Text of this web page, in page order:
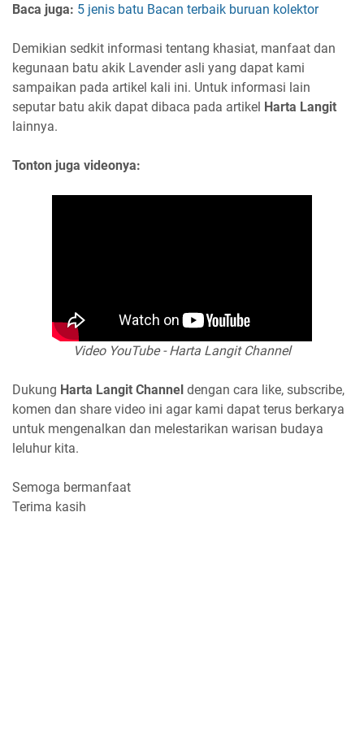
Baca juga: 5 jenis batu Bacan terbaik buruan kolektor
Demikian sedkit informasi tentang khasiat, manfaat dan
kegunaan batu akik Lavender asli yang dapat kami
sampaikan pada artikel kali ini. Untuk informasi lain
seputar batu akik dapat dibaca pada artikel Harta Langit
lainnya.
Tonton juga videonya:
Video YouTube - Harta Langit Channel
Dukung Harta Langit Channel dengan cara like, subscribe,
komen dan share video ini agar kami dapat terus berkarya
untuk mengenalkan dan melestarikan warisan budaya
leluhur kita.
Semoga bermanfaat
Terima kasih